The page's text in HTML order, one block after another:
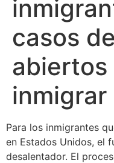
casos
abiertos
inmigrar
Para los inmigrantes
en Estados Unidos, el
desalentador. El